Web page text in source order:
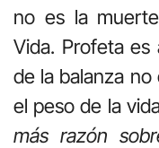
no es la
Vida. Profeta
de la balanza no
el peso de la
más razón